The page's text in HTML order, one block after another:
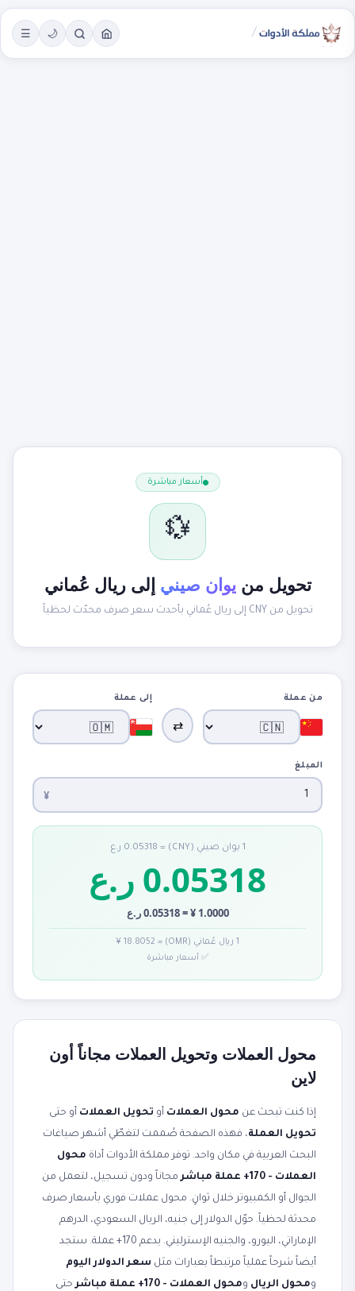
/
🌙
☰
أسعار مباشرة
💱
تحويل من يوان صيني إلى ريال عُماني
تحويل من CNY إلى ريال عُماني بأحدث سعر صرف محدّث لحظياً
من عملة
⇄
إلى عملة
المبلغ
¥
1 يوان صيني (CNY) = 0.05318 ر.ع
0.05318 ر.ع
1.0000 ¥ = 0.05318 ر.ع
1 ريال عُماني (OMR) = 18.8052 ¥
✅ أسعار مباشرة
محول العملات وتحويل العملات مجاناً أون
لاين
إذا كنت تبحث عن محول العملات أو تحويل العملات أو حتى
تحويل العملة، فهذه الصفحة صُممت لتغطّي أشهر صياغات
البحث العربية في مكان واحد. توفر مملكة الأدوات أداة محول
العملات - 170+ عملة مباشر
مجاناً ودون تسجيل، لتعمل من
الجوال أو الكمبيوتر خلال ثوانٍ. محول عملات فوري بأسعار صرف
محدثة لحظياً. حوّل الدولار إلى جنيه، الريال السعودي، الدرهم
الإماراتي، اليورو، والجنيه الإسترليني. يدعم 170+ عملة. ستجد
أيضاً شرحاً عملياً مرتبطاً بعبارات مثل سعر الدولار اليوم
ومحول الريال ومحول العملات - 170+ عملة مباشر
حتى